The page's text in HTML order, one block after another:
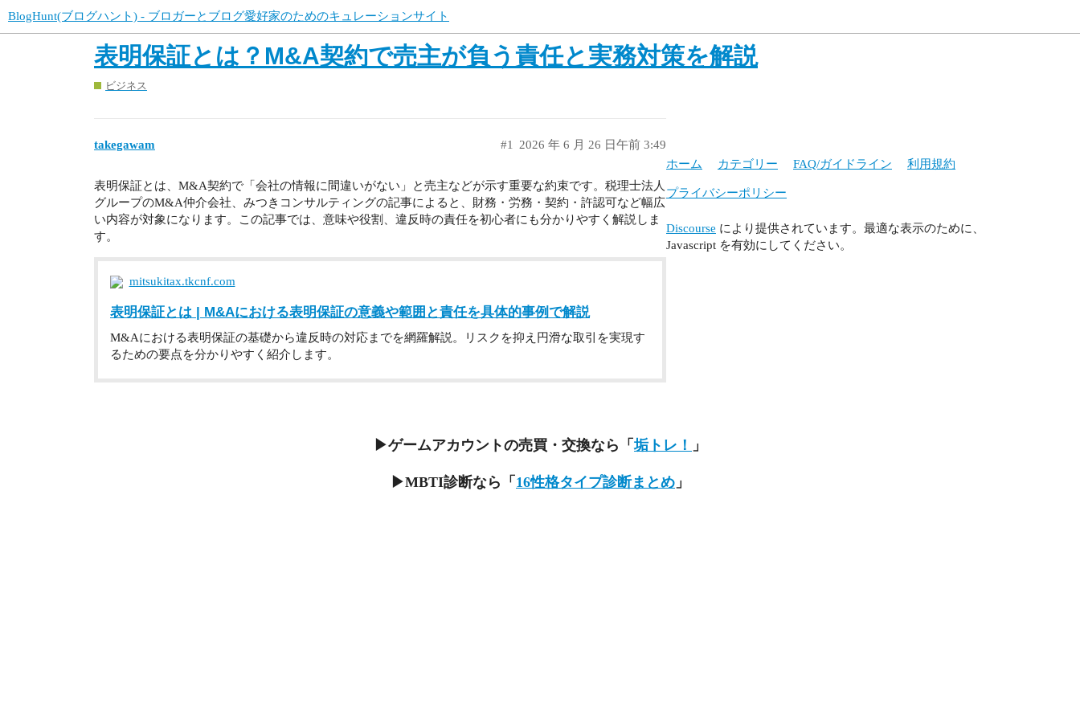
BlogHunt(ブログハント) - ブロガーとブログ愛好家のためのキュレーションサイト
表明保証とは？M&A契約で売主が負う責任と実務対策を解説
ビジネス
takegawam 2026 年 6 月 26 日午前 3:49
#1
表明保証とは、M&A契約で「会社の情報に間違いがない」と売主などが示す重要な約束です。税理士法人
グループのM&A仲介会社、みつきコンサルティングの記事によると、財務・労務・契約・許認可など幅広
い内容が対象になります。この記事では、意味や役割、違反時の責任を初心者にも分かりやすく解説しま
す。
mitsukitax.tkcnf.com
表明保証とは | M&Aにおける表明保証の意義や範囲と責任を具体的事例で解説
M&Aにおける表明保証の基礎から違反時の対応までを網羅解説。リスクを抑え円滑な取引を実現す
るための要点を分かりやすく紹介します。
ホーム カテゴリー FAQ/ガイドライン 利用規約
プライバシーポリシー
Discourse により提供されています。最適な表示のために、
Javascript を有効にしてください。
▶ゲームアカウントの売買・交換なら「垢トレ！ 」
▶MBTI診断なら「 16性格タイプ診断まとめ 」